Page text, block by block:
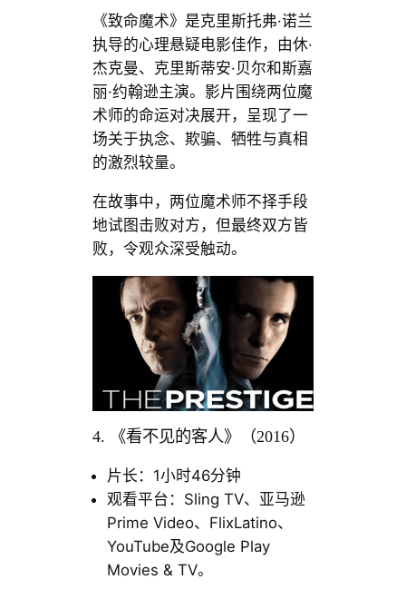
《致命魔术》是克里斯托弗·诺兰
执导的心理悬疑电影佳作，由休·
杰克曼、克里斯蒂安·贝尔和斯嘉
丽·约翰逊主演。影片围绕两位魔
术师的命运对决展开，呈现了一
场关于执念、欺骗、牺牲与真相
的激烈较量。
在故事中，两位魔术师不择手段
地试图击败对方，但最终双方皆
败，令观众深受触动。
4. 《看不见的客人》（2016）
片长：1小时46分钟
观看平台：Sling TV、亚马逊
Prime Video、FlixLatino、
YouTube及Google Play
Movies & TV。